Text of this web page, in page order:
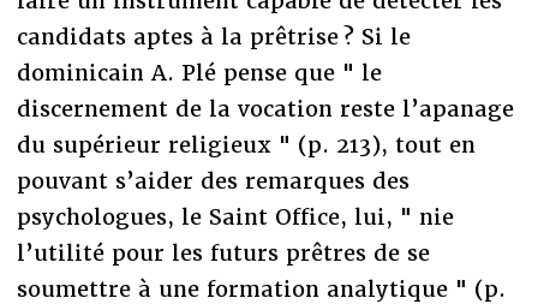
candidats aptes à la prêtrise ? Si le
dominicain A. Plé pense que " le
discernement de la vocation reste l’apanage
du supérieur religieux " (p. 213), tout en
pouvant s’aider des remarques des
psychologues, le Saint Office, lui, " nie
l’utilité pour les futurs prêtres de se
soumettre à une formation analytique " (p.